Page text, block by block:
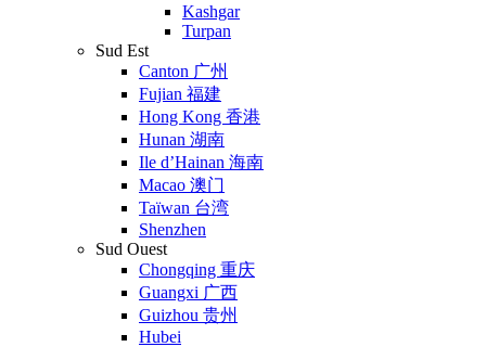
Kashgar
Turpan
Sud Est
Canton 广州
Fujian 福建
Hong Kong 香港
Hunan 湖南
Ile d’Hainan 海南
Macao 澳门
Taïwan 台湾
Shenzhen
Sud Ouest
Chongqing 重庆
Guangxi 广西
Guizhou 贵州
Hubei